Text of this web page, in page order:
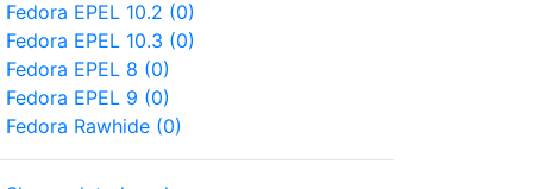
Fedora EPEL 10.2 (0)
Fedora EPEL 10.3 (0)
Fedora EPEL 8 (0)
Fedora EPEL 9 (0)
Fedora Rawhide (0)